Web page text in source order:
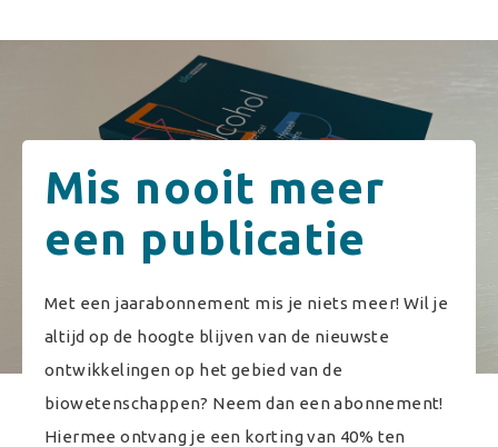
Mis nooit meer
een publicatie
Met een jaarabonnement mis je niets meer! Wil je
altijd op de hoogte blijven van de nieuwste
ontwikkelingen op het gebied van de
biowetenschappen? Neem dan een abonnement!
Hiermee ontvang je een korting van 40% ten